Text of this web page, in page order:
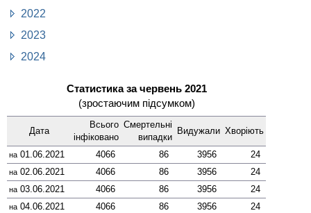
2022
2023
2024
Статистика за червень 2021
(зростаючим підсумком)
Дата
Всього
інфі­ковано
Смер­тельні
випадки
Виду­жали Хворіють
на 01.06.2021 4066 86 3956 24
на 02.06.2021 4066 86 3956 24
на 03.06.2021 4066 86 3956 24
на 04.06.2021 4066 86 3956 24